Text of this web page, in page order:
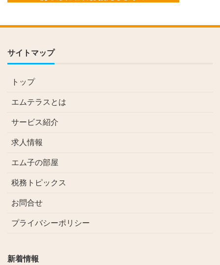
サイトマップ
トップ
エムテラスとは
サービス紹介
求人情報
エム子の部屋
税務トピックス
お問合せ
プライバシーポリシー
新着情報